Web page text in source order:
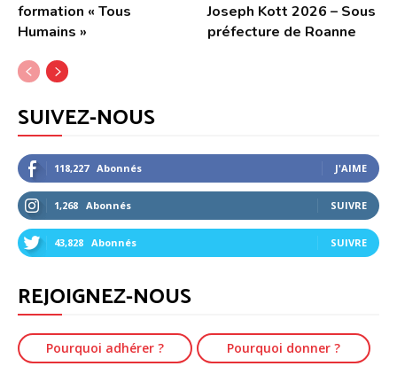
formation « Tous
Humains »
Joseph Kott 2026 – Sous
préfecture de Roanne
SUIVEZ-NOUS
118,227 Abonnés J'AIME
1,268 Abonnés SUIVRE
43,828 Abonnés SUIVRE
REJOIGNEZ-NOUS
Pourquoi adhérer ? Pourquoi donner ?